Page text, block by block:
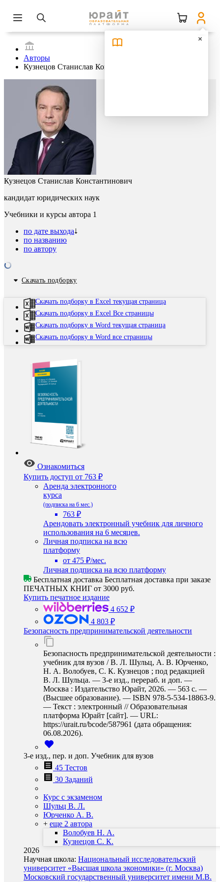
Авторы
Кузнецов Станислав Константинович
Кузнецов Станислав Константинович
кандидат юридических наук
Учебники и курсы автора 1
по дате выхода
по названию
по автору
Скачать подборку
Скачать подборку в Excel текущая страница
Скачать подборку в Excel Все страницы
Скачать подборку в Word текущая страница
Скачать подборку в Word все страницы
Ознакомиться
Купить доступ от 763 ₽
Аренда электронного
курса
(подписка на 6 мес.)
763 ₽
Арендовать электронный учебник для личного
использования на 6 месяцев.
Личная подписка на всю
платформу
от 475 ₽/мес.
Личная подписка на всю платформу
Бесплатная доставка Бесплатная доставка при заказе
ПЕЧАТНЫХ КНИГ от 3000 руб.
Купить печатное издание
4 652 ₽
4 803 ₽
Безопасность предпринимательской деятельности
Безопасность предпринимательской деятельности :
учебник для вузов / В. Л. Шульц, А. В. Юрченко,
Н. А. Волобуев, С. К. Кузнецов ; под редакцией
В. Л. Шульца. — 3-е изд., перераб. и доп. —
Москва : Издательство Юрайт, 2026. — 563 с. —
(Высшее образование). — ISBN 978-5-534-18863-9.
— Текст : электронный // Образовательная
платформа Юрайт [сайт]. — URL:
https://urait.ru/bcode/587961 (дата обращения:
06.08.2026).
3-е изд., пер. и доп. Учебник для вузов
45 Тестов
30 Заданий
Курс с экзаменом
Шульц В. Л.
Юрченко А. В.
+ еще 2 автора
Волобуев Н. А.
Кузнецов С. К.
2026
Научная школа: Национальный исследовательский
университет «Высшая школа экономики» (г. Москва)
Московский государственный университет имени М.В.